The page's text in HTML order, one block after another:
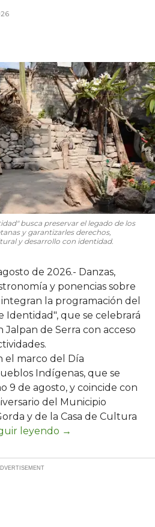
busca preservar el legado de los
y garantizarles derechos,
y desarrollo con identidad.
de 2026.- Danzas,
y ponencias sobre
la programación del
Identidad", que se celebrará
Jalpan de Serra con acceso
el marco del Día
Indígenas, que se
9 de agosto, y coincide con
del Municipio
y de la Casa de Cultura